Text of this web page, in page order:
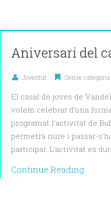
Aniversari del
Joventut Sense categoria
El casal de joves de
volem celebrar d’una
programat l’activitat de
permetrà riure i passar-
participar. L’activitat es
Continue Reading